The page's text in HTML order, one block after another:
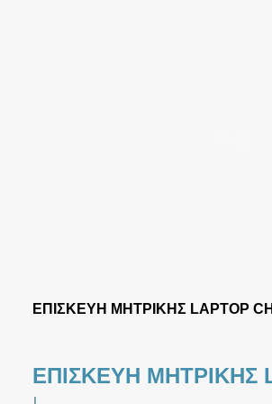
ΕΠΙΣΚΕΥΗ ΜΗΤΡΙΚΗΣ LAPTOP
ΕΠΙΣΚΕΥΗ ΜΗΤΡΙΚΗΣ